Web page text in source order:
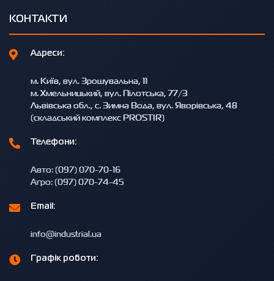
КОНТАКТИ
Адреси:
м. Київ, вул. Зрошувальна, 11
м. Хмельницький, вул. Пілотська, 77/3
Львівська обл., с. Зимна Вода, вул. Яворівська, 48
(складський комплекс PROSTIR)
Телефони:
Авто: (097) 070-70-16
Агро: (097) 070-74-45
Email:
info@industrial.ua
Графік роботи: